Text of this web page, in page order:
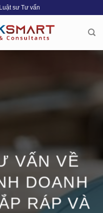
sư Tư vấn
VẤN VỀ
DOANH
RÁP VÀ